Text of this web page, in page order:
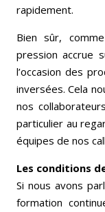
rapidement.
Bien sûr,
pression accrue
l’occasion des
inversées. Cela
nos
particulier au
équipes de nos
Les conditions
Si nous avons
formation